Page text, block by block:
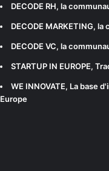
DECODE RH, la
DECODE MARKETING, la
DECODE VC, la
STARTUP IN EUROPE,
WE INNOVATE, La base
Europe